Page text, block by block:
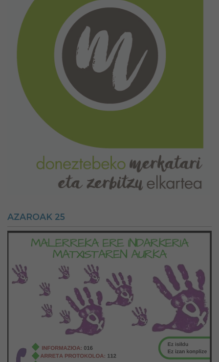
AZAROAK 25